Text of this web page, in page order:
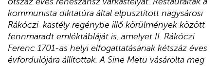
kommunista diktatúra által elpusztított nagysárosi
Rákóczi-kastély regénybe illő körülmények között
fennmaradt emléktábláját is, amelyet II. Rákóczi
Ferenc 1701-as helyi elfogattatásának kétszáz éves
évfordulójára állítottak. A Sine Metu vásárolta meg